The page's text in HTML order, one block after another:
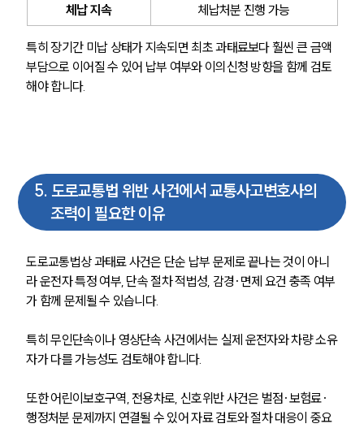
체납 지속
체납처분 진행 가능
특히 장기간 미납 상태가 지속되면 최초 과태료보다 훨씬 큰 금액
부담으로 이어질 수 있어 납부 여부와 이의신청 방향을 함께 검토
해야 합니다.
5. 도로교통법 위반 사건에서 교통사고변호사의
조력이 필요한 이유
도로교통법상 과태료 사건은 단순 납부 문제로 끝나는 것이 아니
라 운전자 특정 여부, 단속 절차 적법성, 감경·면제 요건 충족 여부
가 함께 문제될 수 있습니다.
특히 무인단속이나 영상단속 사건에서는 실제 운전자와 차량 소유
자가 다를 가능성도 검토해야 합니다.
또한 어린이보호구역, 전용차로, 신호위반 사건은 벌점·보험료·
행정처분 문제까지 연결될 수 있어 자료 검토와 절차 대응이 중요